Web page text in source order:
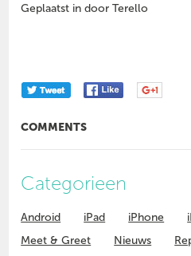
Geplaatst in door Terello
COMMENTS
Categorieen
Android iPad iPhone
Meet & Greet
Nieuws